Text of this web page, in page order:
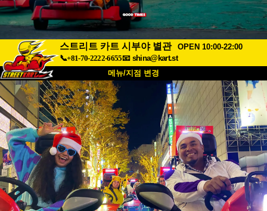
스트리트 카트 시부야 별관
OPEN 10:00-22:00
📞+81-70-2222-6655📧 shina@kart.st
메뉴/지점 변경
소개 사양 가격
접근성 고객 리뷰 자주 묻는 질문
회사 정보 예약
지점 변경
도쿄 시나가와 #1 도쿄 아키하바라#1